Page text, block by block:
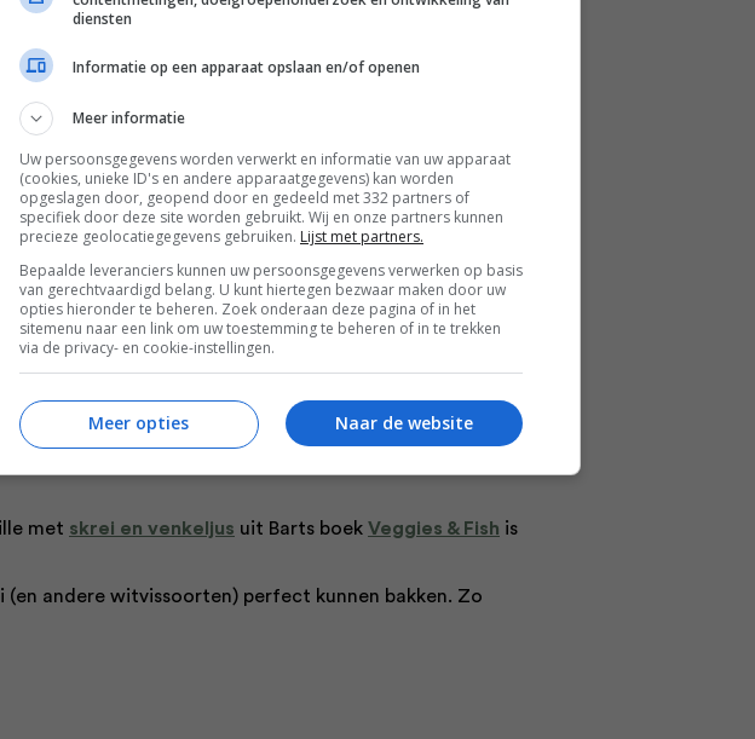
ze geduldig op…’
is met vergunningen en de vissers zich aan een
hoeveel kilo gevangen wordt en of het quota niet
er elk jaar weer genoeg skrei in de Barentszzee
zak bij de horecagroothandel. Vaak schaffen we
lekkers aan de vis wat we eigenlijk niet zouden moeten
dat “afval” heerlijk is om mee te koken. Maak een
als “foie gras van de zee” of maak een goeie
skrei. Je zult versteld staan!’
met skrei en venkeljus uit Barts boek Veggies & Fish is
(en andere witvissoorten) perfect kunnen bakken. Zo
diensten
Informatie op een apparaat opslaan en/of openen
Meer informatie
Uw persoonsgegevens worden verwerkt en informatie van uw apparaat
(cookies, unieke ID's en andere apparaatgegevens) kan worden
opgeslagen door, geopend door en gedeeld met 332 partners of
specifiek door deze site worden gebruikt. Wij en onze partners kunnen
precieze geolocatiegegevens gebruiken. Lijst met partners.
Bepaalde leveranciers kunnen uw persoonsgegevens verwerken op basis
van gerechtvaardigd belang. U kunt hiertegen bezwaar maken door uw
opties hieronder te beheren. Zoek onderaan deze pagina of in het
sitemenu naar een link om uw toestemming te beheren of in te trekken
via de privacy- en cookie-instellingen.
Naar de website
Meer opties